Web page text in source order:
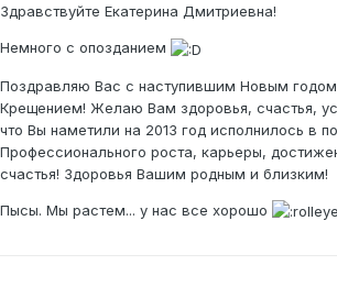
Здравствуйте Екатерина Дмитриевна!
Немного с опозданием
Поздравляю Вас с наступившим Новым
Крещением! Желаю Вам здоровья, счастья,
что Вы наметили на 2013 год исполнилось в
Профессионального роста, карьеры,
счастья! Здоровья Вашим родным и близким!
Пысы. Мы растем... у нас все хорошо